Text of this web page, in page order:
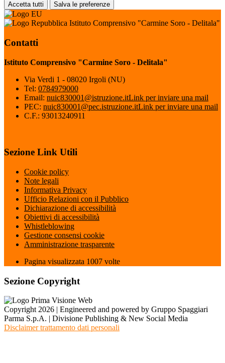
Accetta tutti Salva le preferenze
Istituto Comprensivo "Carmine Soro - Delitala"
Contatti
Istituto Comprensivo "Carmine Soro - Delitala"
Via Verdi 1 - 08020 Irgoli (NU)
Tel: 0784979000
Email: nuic830001@istruzione.itLink per inviare una mail
PEC: nuic830001@pec.istruzione.itLink per inviare una mail
C.F.: 93013240911
Sezione Link Utili
Cookie policy
Note legali
Informativa Privacy
Ufficio Relazioni con il Pubblico
Dichiarazione di accessibilità
Obiettivi di accessibilità
Whistleblowing
Gestione consensi cookie
Amministrazione trasparente
Pagina visualizzata 1007 volte
Sezione Copyright
Copyright 2026 | Engineered and powered by Gruppo Spaggiari
Parma S.p.A. | Divisione Publishing & New Social Media
Disclaimer trattamento dati personali